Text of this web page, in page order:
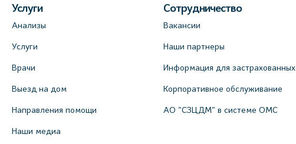
Услуги
Анализы
Услуги
Врачи
Выезд на дом
Направления помощи
Наши медиа
Сотрудничество
Вакансии
Наши партнеры
Информация для застрахованных
Корпоративное обслуживание
АО "СЗЦДМ" в системе ОМС